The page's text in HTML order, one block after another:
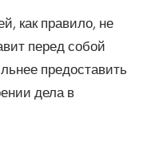
как правило, не
перед собой
предоставить
дела в